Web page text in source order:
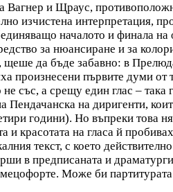
Вагнер и Щраус,
изчистена интерпретация,
началото и финала
за нюансиране и за
да бъде забавно: в
произнесени първите думи
със, а срещу един глас – така
на диригенти,
години). Но въпреки това
красотата на гласа й
текст, с което
в предписаната и
Може би